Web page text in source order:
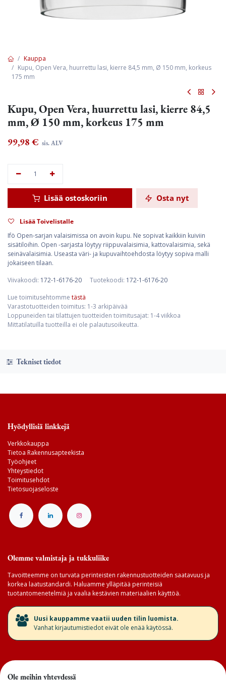
Kauppa
Kupu, Open Vera, huurrettu lasi, kierre 84,5 mm, Ø 150 mm, korkeus
175 mm
Kupu, Open Vera, huurrettu lasi, kierre 84,5
mm, Ø 150 mm, korkeus 175 mm
99,98 € sis. ALV
Lisää ostoskoriin Osta nyt
Lisää Toivelistalle
Ifö Open-sarjan valaisimissa on avoin kupu. Ne sopivat kaikkiin kuiviin
sisätiloihin. Open -sarjasta löytyy riippuvalaisimia, kattovalaisimia, sekä
seinävalaisimia. Useasta väri- ja kupuvaihtoehdosta löytyy sopiva malli
jokaiseen tilaan.
Viivakoodi: 172-1-6176-20 Tuotekoodi: 172-1-6176-20
Lue toimitusehtomme tästä
Varastotuotteiden toimitus: 1-3 arkipäivää
Loppuneiden tai tilattujen tuotteiden toimitusajat: 1-4 viikkoa
Mittatilatuilla tuotteilla ei ole palautusoikeutta.
Tekniset tiedot
Hyödyllisiä linkkejä
Verkkokauppa
Tietoa Rakennusapteekista
Työohjeet
Yhteystiedot
Toimitusehdot
Tietosuojaseloste
Olemme valmistaja ja tukkuliike
Tavoitteemme on turvata perinteisten rakennustuotteiden saatavuus ja
korkea laatustandardi. Haluamme ylläpitää perinteisiä
tuotantomenetelmiä ja vaalia kestävien materiaalien käyttöä.
​Uusi kauppamme vaatii uuden tilin luomista.
Vanhat kirjautumistiedot eivät ole enää käytössä.
Ole meihin yhteydessä